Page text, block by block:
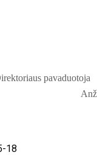
pavaduotoja
18